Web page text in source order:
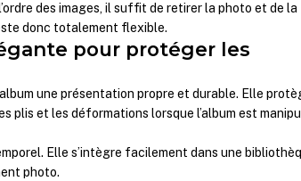
des images, il suffit de retirer la photo et de la
donc totalement flexible.
pour protéger les
une présentation propre et durable. Elle
et les déformations lorsque l’album est
Elle s’intègre facilement dans une
photo.